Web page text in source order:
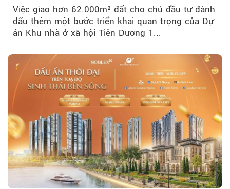
Theo Sở hữu trí
Việc giao hơn 62.000m² đất cho chủ đầu tư đánh
dấu thêm một bước triển khai quan trọng của Dự
án Khu nhà ở xã hội Tiên Dương 1...